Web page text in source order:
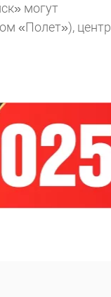
могут
«Полет»), центр